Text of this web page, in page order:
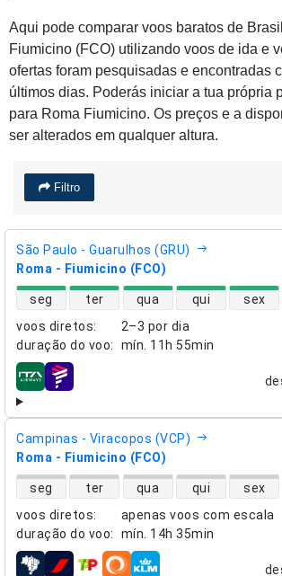
Aqui pode comparar voos baratos de
Fiumicino (FCO) utilizando voos de ida e
ofertas foram pesquisadas e encontradas
últimos dias. Poderás iniciar a tua própria
para Roma Fiumicino. Os preços e a
ser alterados em qualquer altura.
Filtro
São Paulo - Guarulhos (GRU)
Roma - Fiumicino (FCO)
voos diretos:
2–3 por dia
duração do voo: mín. 11h 55min
disponibilidade de voos diretos
seg ter qua qui sex
companhias aéreas
Campinas - Viracopos (VCP)
Roma - Fiumicino (FCO)
voos diretos:
apenas voos com escala
duração do voo: mín. 14h 35min
disponibilidade de voos diretos
seg ter qua qui sex
companhias aéreas